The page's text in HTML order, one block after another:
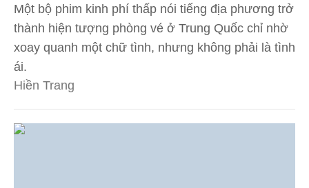
Một bộ phim kinh phí thấp nói tiếng địa phương trở
thành hiện tượng phòng vé ở Trung Quốc chỉ nhờ
xoay quanh một chữ tình, nhưng không phải là tình
ái.
Hiền Trang